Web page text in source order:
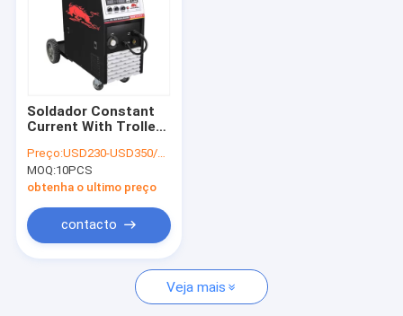
Soldador Constant
Current With Trolley
315A Mig de Igbt
Preço:USD230-USD350/PC
MOQ:10PCS
obtenha o ultimo preço
contacto
Veja mais